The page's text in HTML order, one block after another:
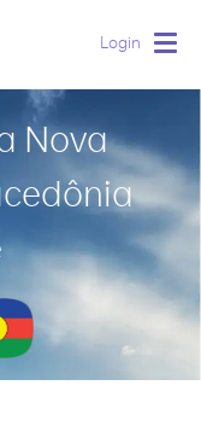
Login
Nova